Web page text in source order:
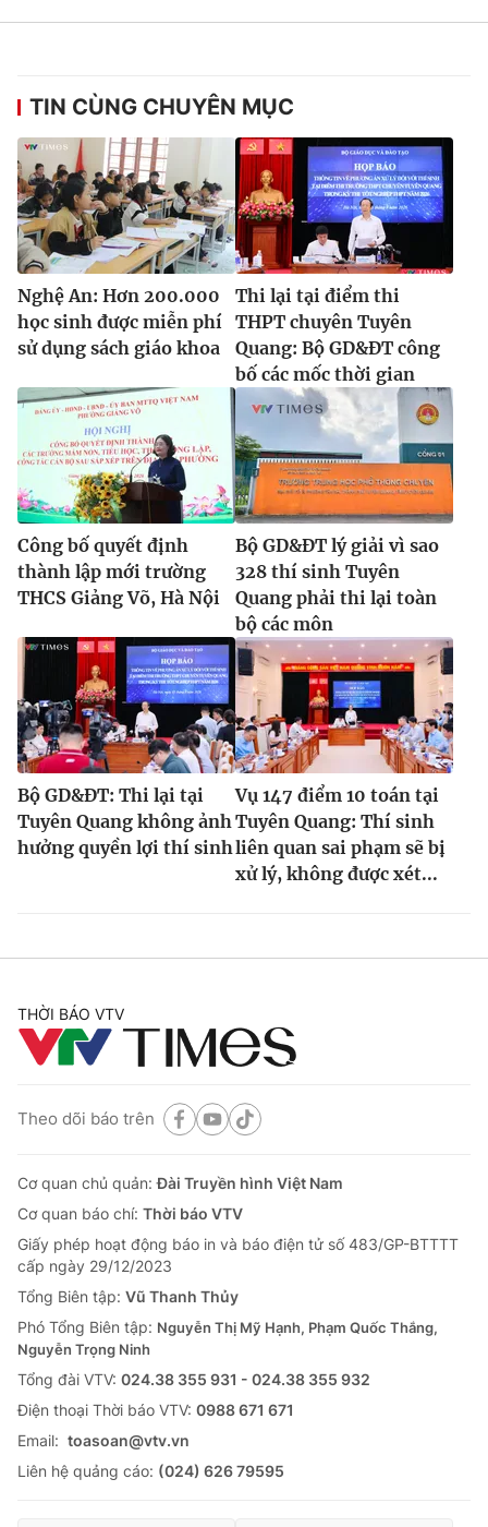
TIN CÙNG CHUYÊN MỤC
Nghệ An: Hơn 200.000
học sinh được miễn phí
sử dụng sách giáo khoa
Thi lại tại điểm thi
THPT chuyên Tuyên
Quang: Bộ GD&ĐT công
bố các mốc thời gian
Công bố quyết định
thành lập mới trường
THCS Giảng Võ, Hà Nội
Bộ GD&ĐT lý giải vì sao
328 thí sinh Tuyên
Quang phải thi lại toàn
bộ các môn
Bộ GD&ĐT: Thi lại tại
Tuyên Quang không ảnh
hưởng quyền lợi thí sinh
Vụ 147 điểm 10 toán tại
Tuyên Quang: Thí sinh
liên quan sai phạm sẽ bị
xử lý, không được xét...
THỜI BÁO VTV
Theo dõi báo trên
Cơ quan chủ quản:Đài Truyền hình Việt Nam
Cơ quan báo chí: Thời báo VTV
Giấy phép hoạt động báo in và báo điện tử số 483/GP-BTTTT
cấp ngày 29/12/2023
Tổng Biên tập: Vũ Thanh Thủy
Phó Tổng Biên tập: Nguyễn Thị Mỹ Hạnh, Phạm Quốc Thắng,
Nguyễn Trọng Ninh
Tổng đài VTV: 024.38 355 931 - 024.38 355 932
Ðiện thoại Thời báo VTV: 0988 671 671
Email: toasoan@vtv.vn
Liên hệ quảng cáo: (024) 626 79595